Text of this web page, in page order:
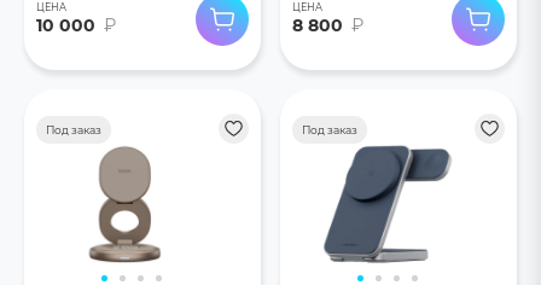
ЦЕНА
10 000 ₽
ЦЕНА
8 800 ₽
Под заказ Под заказ